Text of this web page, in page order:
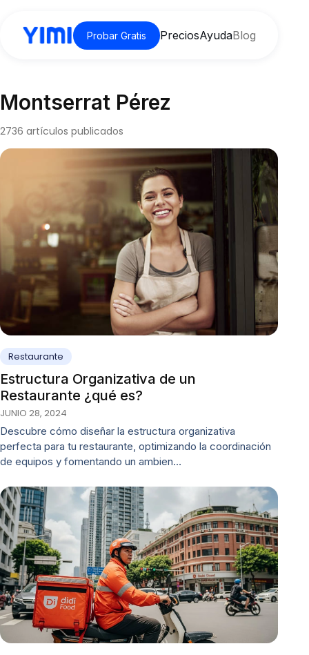
Probar Gratis PreciosAyudaBlog
Montserrat Pérez
2736 artículos publicados
Restaurante
Estructura Organizativa de un
Restaurante ¿qué es?
JUNIO 28, 2024
Descubre cómo diseñar la estructura organizativa
perfecta para tu restaurante, optimizando la coordinación
de equipos y fomentando un ambien…